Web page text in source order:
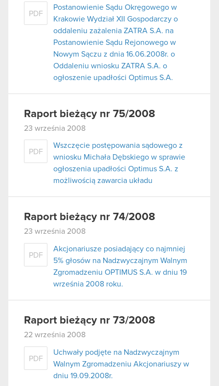
PDF
Postanowienie Sądu Okręgowego w
Krakowie Wydział XII Gospodarczy o
oddaleniu zażalenia ZATRA S.A. na
Postanowienie Sądu Rejonowego w
Nowym Sączu z dnia 16.06.2008r. o
Oddaleniu wniosku ZATRA S.A. o
ogłoszenie upadłości Optimus S.A.
Raport bieżący nr 75/2008
23 września 2008
PDF
Wszczęcie postępowania sądowego z
wniosku Michała Dębskiego w sprawie
ogłoszenia upadłości Optimus S.A. z
możliwością zawarcia układu
Raport bieżący nr 74/2008
23 września 2008
PDF
Akcjonariusze posiadający co najmniej
5% głosów na Nadzwyczajnym Walnym
Zgromadzeniu OPTIMUS S.A. w dniu 19
września 2008 roku.
Raport bieżący nr 73/2008
22 września 2008
PDF
Uchwały podjęte na Nadzwyczajnym
Walnym Zgromadzeniu Akcjonariuszy w
dniu 19.09.2008r.